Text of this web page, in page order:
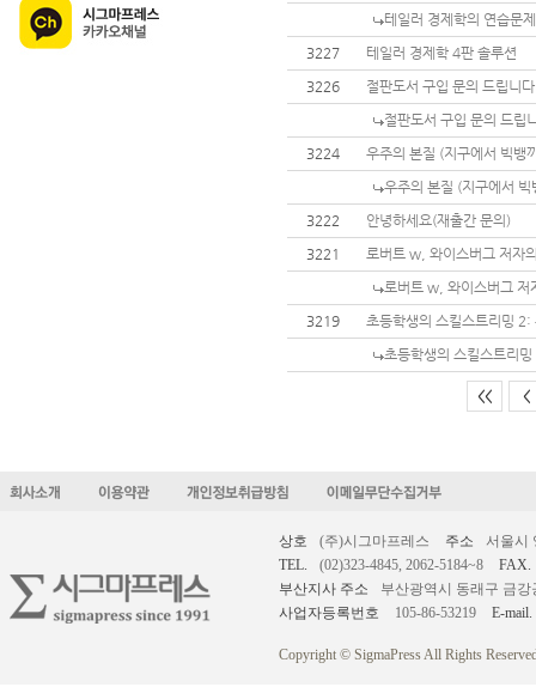
테일러 경제학의 연습문
3227
테일러 경제학 4판 솔루션
3226
절판도서 구입 문의 드립니
절판도서 구입 문의 드립
3224
우주의 본질 (지구에서 빅뱅
우주의 본질 (지구에서
3222
안녕하세요(재출간 문의)
3221
로버트 w, 와이스버그 저자
로버트 w, 와이스버그
3219
초등학생의 스킬스트리밍 2:
초등학생의 스킬스트리
<< <
상호 (주)시그마프레스 주소
서울시
TEL.
(02)323-4845, 2062-5184~8
FAX.
부산지사 주소
부산광역시 동래구 금강
사업자등록번호
105-86-53219 E-mail.
Copyright © SigmaPress All Rights